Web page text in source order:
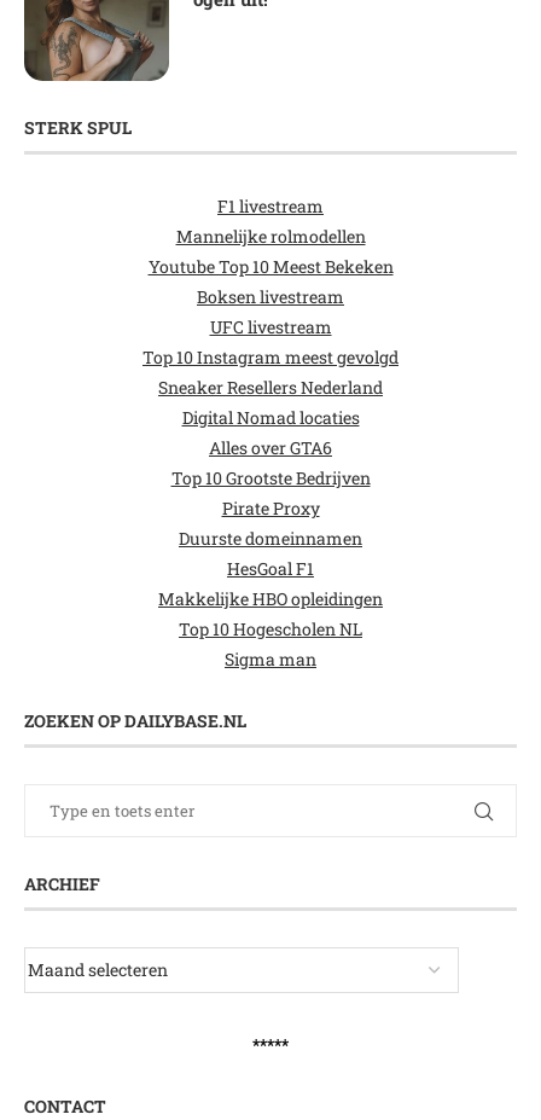
STERK SPUL
F1 livestream
Mannelijke rolmodellen
Youtube Top 10 Meest Bekeken
Boksen livestream
UFC livestream
Top 10 Instagram meest gevolgd
Sneaker Resellers Nederland
Digital Nomad locaties
Alles over GTA6
Top 10 Grootste Bedrijven
Pirate Proxy
Duurste domeinnamen
HesGoal F1
Makkelijke HBO opleidingen
Top 10 Hogescholen NL
Sigma man
ZOEKEN OP DAILYBASE.NL
ARCHIEF
*****
CONTACT